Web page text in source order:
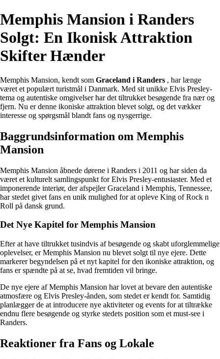
Memphis Mansion i Randers
Solgt: En Ikonisk Attraktion
Skifter Hænder
Memphis Mansion, kendt som Graceland i Randers , har længe
været et populært turistmål i Danmark. Med sit unikke Elvis Presley-
tema og autentiske omgivelser har det tiltrukket besøgende fra nær og
fjern. Nu er denne ikoniske attraktion blevet solgt, og det vækker
interesse og spørgsmål blandt fans og nysgerrige.
Baggrundsinformation om Memphis
Mansion
Memphis Mansion åbnede dørene i Randers i 2011 og har siden da
været et kulturelt samlingspunkt for Elvis Presley-entusiaster. Med et
imponerende interiør, der afspejler Graceland i Memphis, Tennessee,
har stedet givet fans en unik mulighed for at opleve King of Rock n
Roll på dansk grund.
Det Nye Kapitel for Memphis Mansion
Efter at have tiltrukket tusindvis af besøgende og skabt uforglemmelige
oplevelser, er Memphis Mansion nu blevet solgt til nye ejere. Dette
markerer begyndelsen på et nyt kapitel for den ikoniske attraktion, og
fans er spændte på at se, hvad fremtiden vil bringe.
De nye ejere af Memphis Mansion har lovet at bevare den autentiske
atmosfære og Elvis Presley-ånden, som stedet er kendt for. Samtidig
planlægger de at introducere nye aktiviteter og events for at tiltrække
endnu flere besøgende og styrke stedets position som et must-see i
Randers.
Reaktioner fra Fans og Lokale